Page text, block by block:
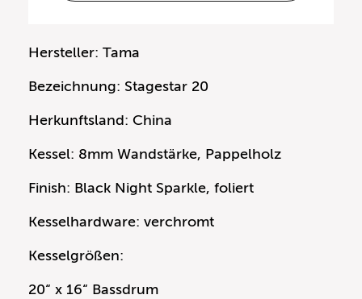
Hersteller: Tama
Bezeichnung: Stagestar 20
Herkunftsland: China
Kessel: 8mm Wandstärke, Pappelholz
Finish: Black Night Sparkle, foliert
Kesselhardware: verchromt
Kesselgrößen:
20“ x 16“ Bassdrum